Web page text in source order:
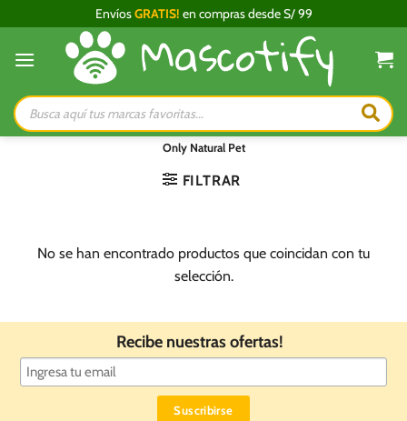
al
contenido
EnvíosGRATIS! en compras desde S/ 99
Búsqueda
de
productos
Only Natural Pet
FILTRAR
No se han encontrado productos que coincidan con tu
selección.
Recibe nuestras ofertas!